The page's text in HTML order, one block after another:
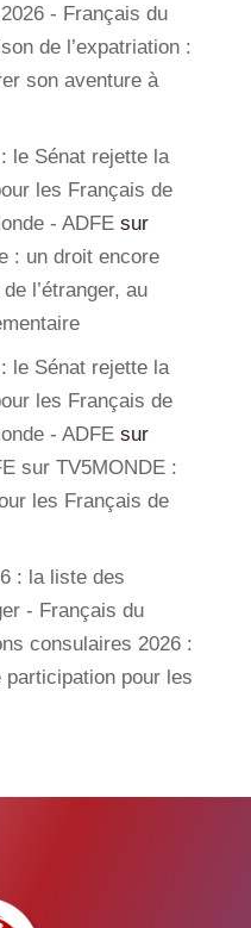
- Français du
de l’expatriation :
son aventure à
le Sénat rejette la
les Français de
- ADFEsur
: un droit encore
l’étranger, au
le Sénat rejette la
les Français de
- ADFEsur
sur TV5MONDE :
les Français de
: la liste des
- Français du
consulaires 2026 :
pour les